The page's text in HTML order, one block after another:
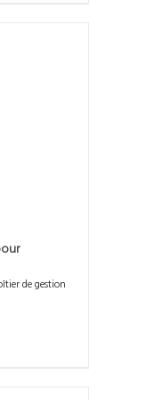
de gestion